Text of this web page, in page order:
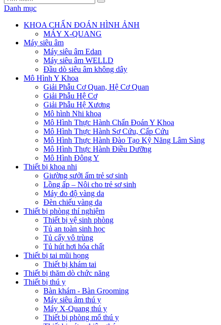
Danh mục
KHOA CHẨN ĐOÁN HÌNH ẢNH
MÁY X-QUANG
Máy siêu âm
Máy siêu âm Edan
Máy siêu âm WELLD
Đầu dò siêu âm không dây
Mô Hình Y Khoa
Giải Phẫu Cơ Quan, Hệ Cơ Quan
Giải Phẫu Hệ Cơ
Giải Phẫu Hệ Xương
Mô hình Nhi khoa
Mô Hình Thực Hành Chẩn Đoán Y Khoa
Mô Hình Thực Hành Sơ Cứu, Cấp Cứu
Mô Hình Thực Hành Đào Tạo Kỹ Năng Lâm Sàng
Mô Hình Thực Hành Điều Dưỡng
Mô Hình Đông Y
Thiết bị khoa nhi
Giường sưởi ấm trẻ sơ sinh
Lồng ấp – Nôi cho trẻ sơ sinh
Máy đo độ vàng da
Đèn chiếu vàng da
Thiết bị phòng thí nghiệm
Thiết bị vệ sinh phòng
Tủ an toàn sinh học
Tủ cấy vô trùng
Tủ hút hơi hóa chất
Thiết bị tai mũi họng
Thiết bị khám tai
Thiết bị thăm dò chức năng
Thiết bị thú y
Bàn khám - Bàn Grooming
Máy siêu âm thú y
Máy X-Quang thú y
Thiết bị phòng mổ thú y